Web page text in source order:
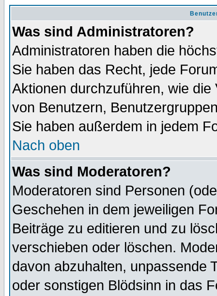
Was sind Administratoren?
Administratoren haben die
Sie haben das Recht, jede
Aktionen durchzuführen, wie
von Benutzern,
Sie haben außerdem in jedem
Nach oben
Was sind Moderatoren?
Moderatoren sind Personen
Geschehen in dem jeweiligen
Beiträge zu editieren und zu
verschieben oder löschen.
davon abzuhalten, unpassende
oder sonstigen Blödsinn in das